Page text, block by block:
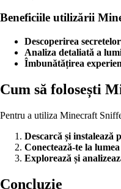
Beneficiile utilizării
Descoperirea
Analiza detaliată a
Îmbunătățirea
Cum să folosești
Pentru a utiliza Minecraft
Descarcă și instalează
Conectează-te la
Explorează și
Concluzie